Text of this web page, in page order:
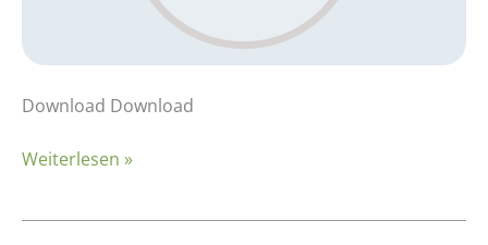
Download Download
Weiterlesen »